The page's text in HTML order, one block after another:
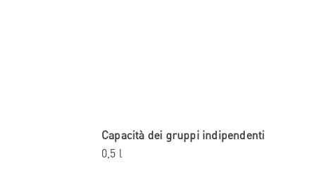
Capacità dei gruppi indipendenti
0,5 l